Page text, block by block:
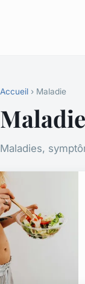
Accueil › Maladie
Maladie
Maladies,